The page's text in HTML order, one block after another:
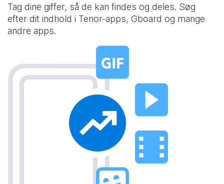
Tag dine giffer, så de kan findes og deles. Søg
efter dit indhold i Tenor-apps, Gboard og mange
andre apps.